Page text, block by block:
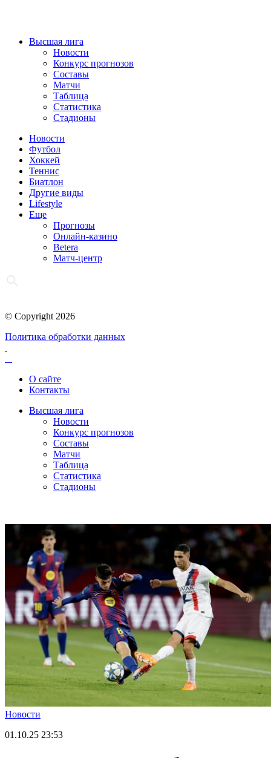
Высшая лига
Новости
Конкурс прогнозов
Составы
Матчи
Таблица
Статистика
Стадионы
Новости
Футбол
Хоккей
Теннис
Биатлон
Другие виды
Lifestyle
Еще
Прогнозы
Онлайн-казино
Betera
Матч-центр
© Copyright 2026
Политика обработки данных
О сайте
Контакты
Высшая лига
Новости
Конкурс прогнозов
Составы
Матчи
Таблица
Статистика
Стадионы
Новости
01.10.25 23:53